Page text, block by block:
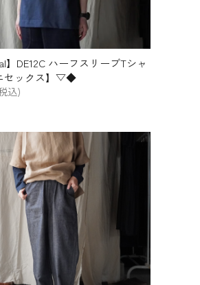
】DE12C ハーフスリーブTシャ
セックス】▽◆
込)